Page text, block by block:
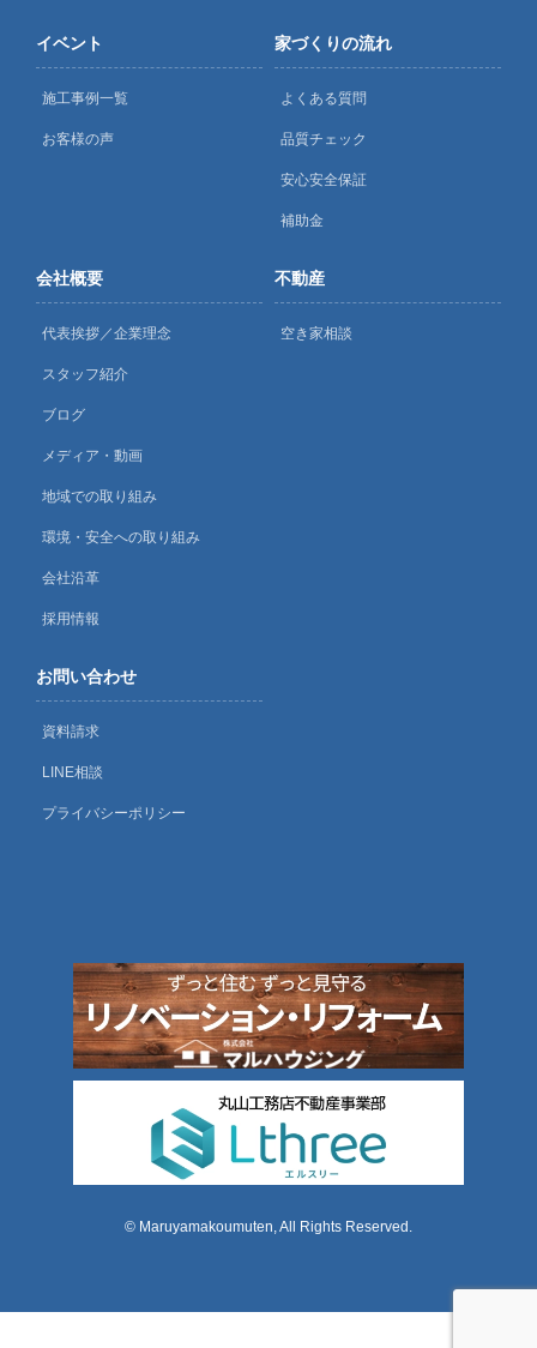
イベント
施工事例一覧
お客様の声
家づくりの流れ
よくある質問
品質チェック
安心安全保証
補助金
会社概要
代表挨拶／企業理念
スタッフ紹介
ブログ
メディア・動画
地域での取り組み
環境・安全への取り組み
会社沿革
採用情報
不動産
空き家相談
お問い合わせ
資料請求
LINE相談
プライバシーポリシー
© Maruyamakoumuten, All Rights Reserved.